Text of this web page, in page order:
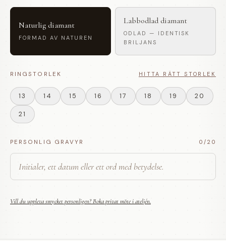
Naturlig diamant
FORMAD AV NATUREN
Labbodlad diamant
ODLAD — IDENTISK
BRILJANS
RINGSTORLEK HITTA RÄTT STORLEK
13 14 15 16 17 18 19 20
21
PERSONLIG GRAVYR 0 /20
Vill du uppleva smycket personligen? Boka privat möte i ateljén.